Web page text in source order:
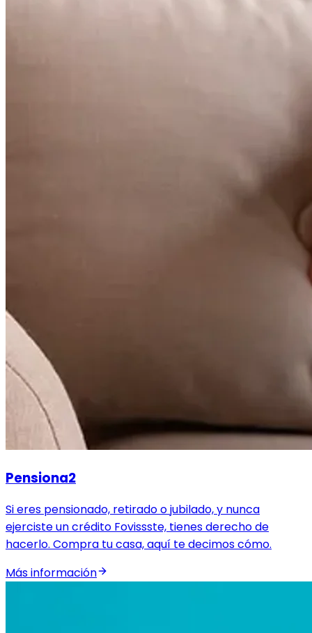
Pensiona2
Si eres pensionado, retirado o jubilado, y nunca
ejerciste un crédito Fovissste, tienes derecho de
hacerlo. Compra tu casa, aquí te decimos cómo.
Más información